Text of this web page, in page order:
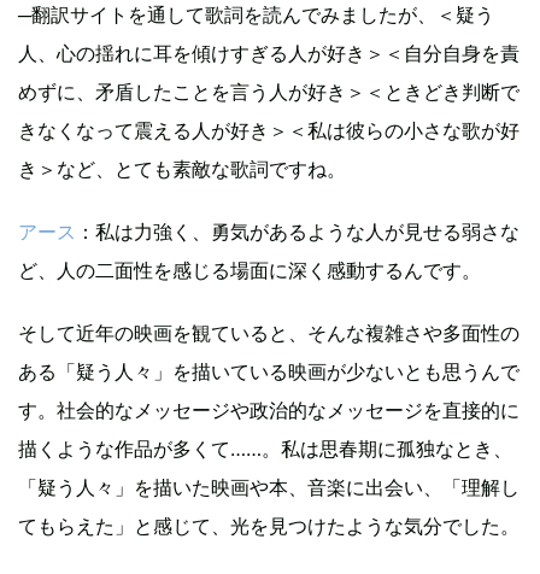
─翻訳サイトを通して歌詞を読んでみましたが、＜疑う
人、心の揺れに耳を傾けすぎる人が好き＞＜自分自身を責
めずに、矛盾したことを言う人が好き＞＜ときどき判断で
きなくなって震える人が好き＞＜私は彼らの小さな歌が好
き＞など、とても素敵な歌詞ですね。
アース ：私は力強く、勇気があるような人が見せる弱さな
ど、人の二面性を感じる場面に深く感動するんです。
そして近年の映画を観ていると、そんな複雑さや多面性の
ある「疑う人々」を描いている映画が少ないとも思うんで
す。社会的なメッセージや政治的なメッセージを直接的に
描くような作品が多くて……。私は思春期に孤独なとき、
「疑う人々」を描いた映画や本、音楽に出会い、「理解し
てもらえた」と感じて、光を見つけたような気分でした。